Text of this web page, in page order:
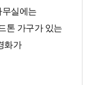
실에는
톤 가구가 있는
화가